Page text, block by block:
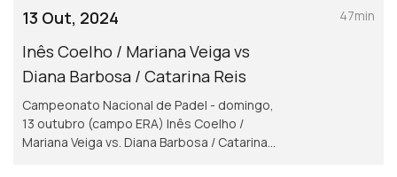
13 Out, 2024
Inês Coelho / Mariana Veiga vs
Diana Barbosa / Catarina Reis
Campeonato Nacional de Padel - domingo,
13 outubro (campo ERA) Inês Coelho /
Mariana Veiga vs. Diana Barbosa / Catarina
47min